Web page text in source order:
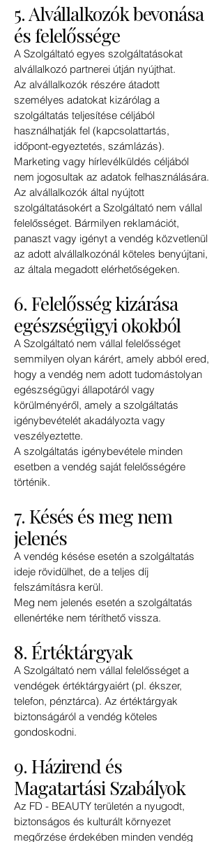
5. Alvállalkozók bevonása
és felelőssége
A Szolgáltató egyes szolgáltatásokat
alvállalkozó partnerei útján nyújthat.
Az alvállalkozók részére átadott
személyes adatokat kizárólag a
szolgáltatás teljesítése céljából
használhatják fel (kapcsolattartás,
időpont-egyeztetés, számlázás).
Marketing vagy hírlevélküldés céljából
nem jogosultak az adatok felhasználására.
Az alvállalkozók által nyújtott
szolgáltatásokért a Szolgáltató nem vállal
felelősséget. Bármilyen reklamációt,
panaszt vagy igényt a vendég közvetlenül
az adott alvállalkozónál köteles benyújtani,
az általa megadott elérhetőségeken.
6. Felelősség kizárása
egészségügyi okokból
A Szolgáltató nem vállal felelősséget
semmilyen olyan kárért, amely abból ered,
hogy a vendég nem adott tudomástolyan
egészségügyi állapotáról vagy
körülményéről, amely a szolgáltatás
igénybevételét akadályozta vagy
veszélyeztette.
A szolgáltatás igénybevétele minden
esetben a vendég saját felelősségére
történik.
7. Késés és meg nem
jelenés
A vendég késése esetén a szolgáltatás
ideje rövidülhet, de a teljes díj
felszámításra kerül.
Meg nem jelenés esetén a szolgáltatás
ellenértéke nem téríthető vissza.
8. Értéktárgyak
A Szolgáltató nem vállal felelősséget a
vendégek értéktárgyaiért (pl. ékszer,
telefon, pénztárca). Az értéktárgyak
biztonságáról a vendég köteles
gondoskodni.
9. Házirend és
Magatartási Szabályok
Az FD - BEAUTY területén a nyugodt,
biztonságos és kulturált környezet
megőrzése érdekében minden vendég